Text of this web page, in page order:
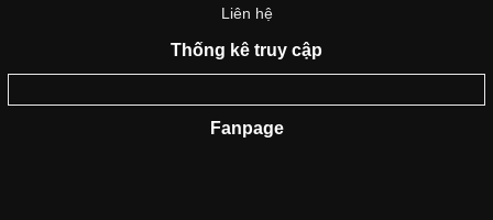
Liên hệ
Thống kê truy cập
Fanpage